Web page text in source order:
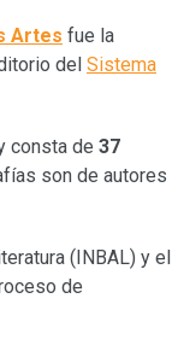
Artes fue la
del Sistema
consta de 37
son de autores
(INBAL) y el
de